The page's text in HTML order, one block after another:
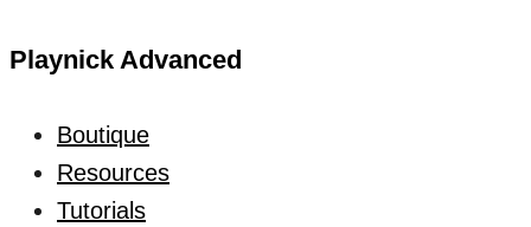
Playnick Advanced
Boutique
Resources
Tutorials